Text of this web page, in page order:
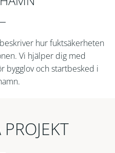
hur fuktsäkerheten
Vi hjälper dig med
bygglov och startbesked i